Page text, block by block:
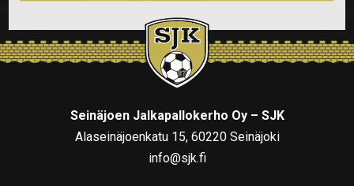
Seinäjoen Jalkapallokerho Oy – SJK
Alaseinäjoenkatu 15, 60220 Seinäjoki
info@sjk.fi